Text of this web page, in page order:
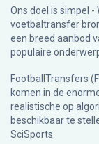
Ons doel is simpel
voetbaltransfer
een breed aanbod
populaire
FootballTransfers
komen in de
realistische op
beschikbaar te
SciSports